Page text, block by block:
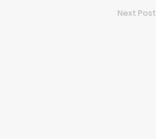
Next Post